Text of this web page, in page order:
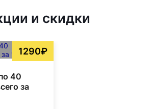
и скидки
1290₽
40
за